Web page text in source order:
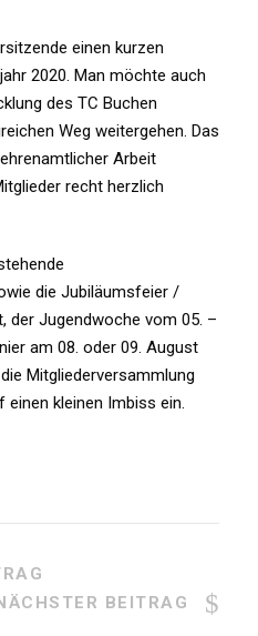
einen kurzen
2020. Man möchte auch
des TC Buchen
Weg weitergehen. Das
Arbeit
recht herzlich
die Jubiläumsfeier /
der Jugendwoche vom 05. –
am 08. oder 09. August
Mitgliederversammlung
einen kleinen Imbiss ein.
BEITRAG